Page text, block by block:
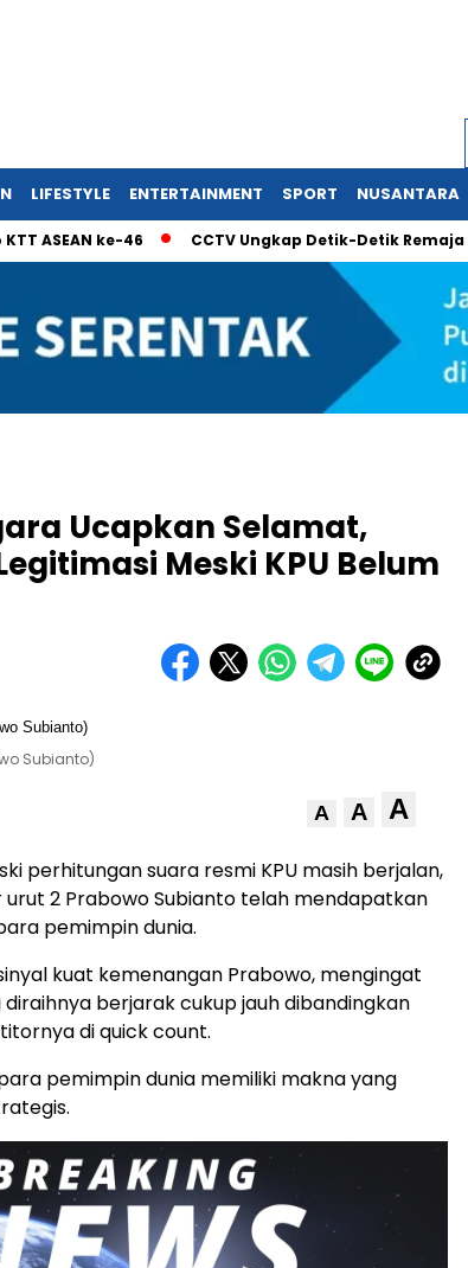
LIFESTYLE ENTERTAINMENT SPORT NUSANTARA
ke-46 CCTV Ungkap Detik-Detik Remaja Jatuh
Ucapkan Selamat,
Meski KPU Belum
Subianto)
A A A
perhitungan suara resmi KPU masih berjalan,
2 Prabowo Subianto telah mendapatkan
pemimpin dunia.
kuat kemenangan Prabowo, mengingat
berjarak cukup jauh dibandingkan
di quick count.
pemimpin dunia memiliki makna yang